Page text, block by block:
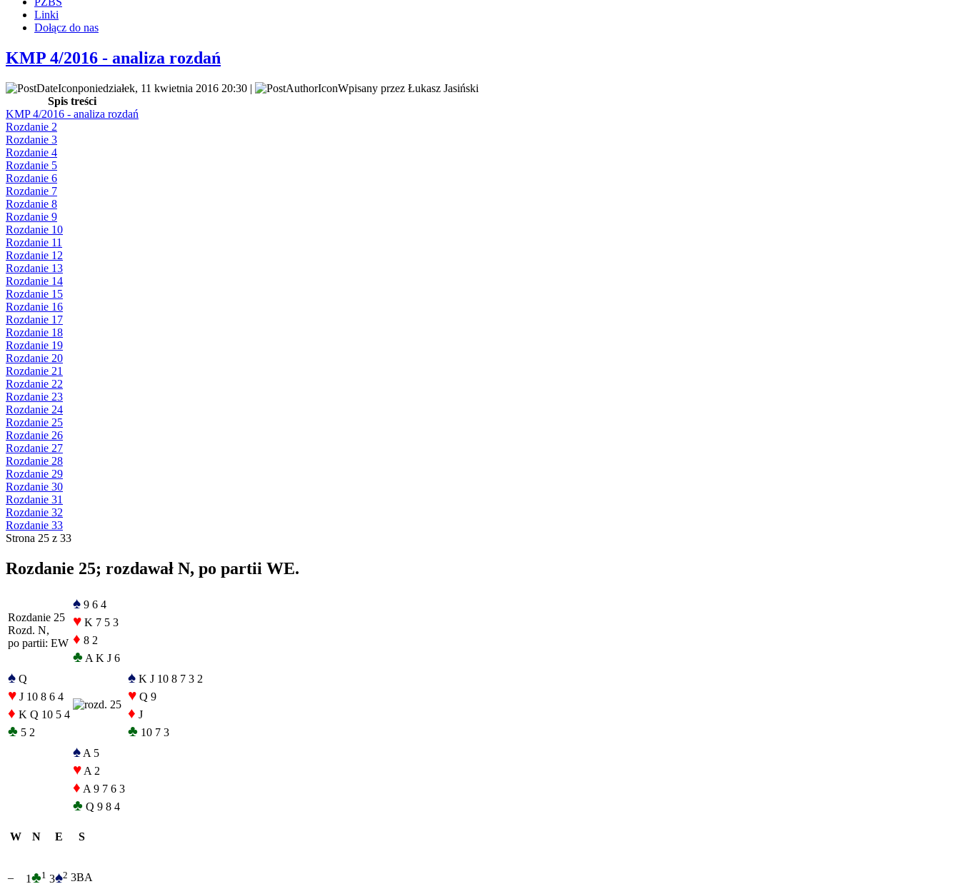
Linki
Dołącz do nas
KMP 4/2016 - analiza rozdań
poniedziałek, 11 kwietnia 2016 20:30 |
Wpisany przez Łukasz Jasiński
Spis treści
KMP 4/2016 - analiza rozdań
Rozdanie 2
Rozdanie 3
Rozdanie 4
Rozdanie 5
Rozdanie 6
Rozdanie 7
Rozdanie 8
Rozdanie 9
Rozdanie 10
Rozdanie 11
Rozdanie 12
Rozdanie 13
Rozdanie 14
Rozdanie 15
Rozdanie 16
Rozdanie 17
Rozdanie 18
Rozdanie 19
Rozdanie 20
Rozdanie 21
Rozdanie 22
Rozdanie 23
Rozdanie 24
Rozdanie 25
Rozdanie 26
Rozdanie 27
Rozdanie 28
Rozdanie 29
Rozdanie 30
Rozdanie 31
Rozdanie 32
Rozdanie 33
Strona 25 z 33
Rozdanie 25; rozdawał N, po partii WE.
Rozdanie 25
Rozd. N,
po partii: EW
♠ 9 6 4
♥ K 7 5 3
♦ 8 2
♣ A K J 6
♠ Q
♥ J 10 8 6 4
♦ K Q 10 5 4
♣ 5 2
♠ K J 10 8 7 3 2
♥ Q 9
♦ J
♣ 10 7 3
♠ A 5
♥ A 2
♦ A 9 7 6 3
♣ Q 9 8 4
W N E S
– 1♣1 3♠2 3BA